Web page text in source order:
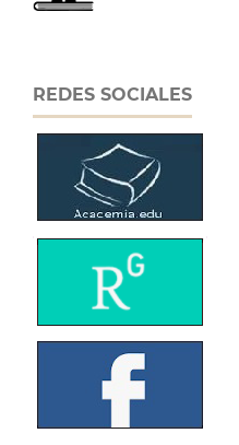
REDES SOCIALES